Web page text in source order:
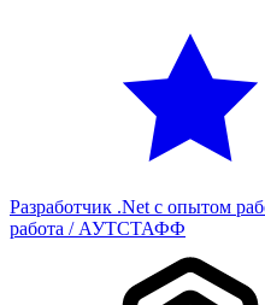
Разработчик .Net с опытом
работа / АУТСТАФФ